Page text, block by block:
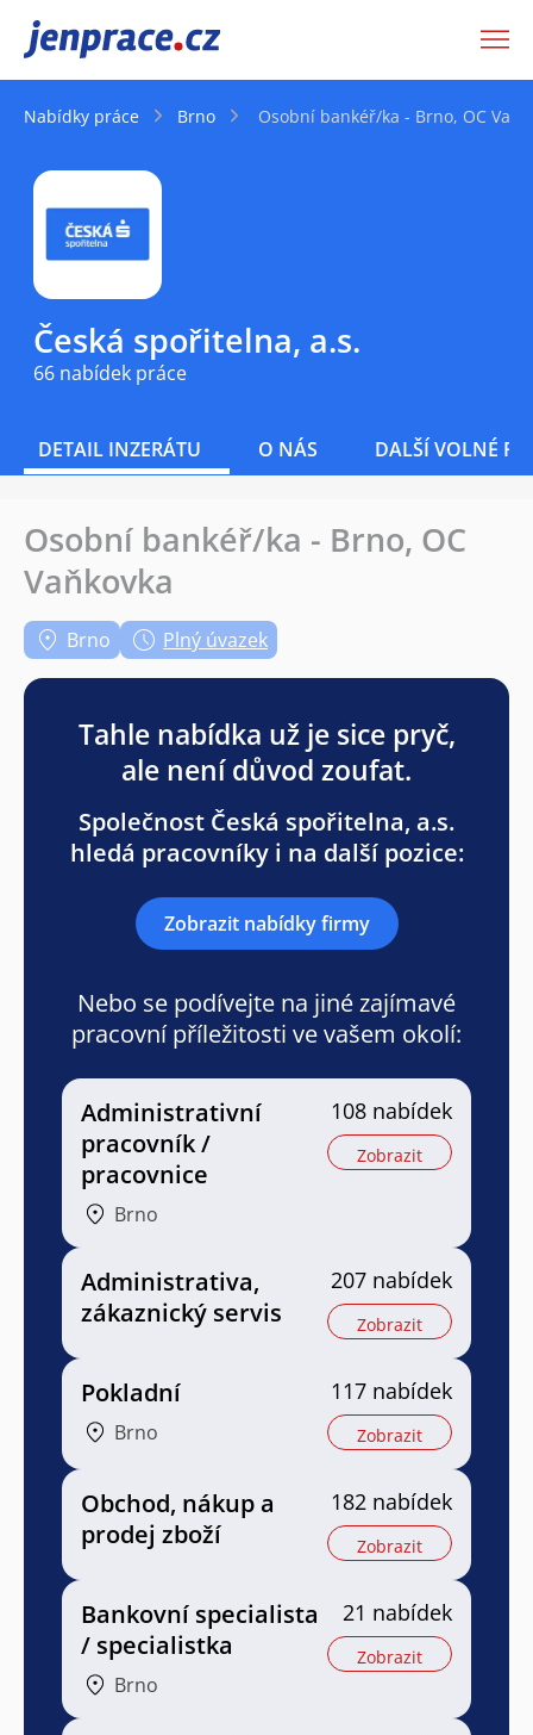
JenPráce.cz
Nabídky práce Brno Osobní bankéř/ka - Brno, OC
Česká spořitelna, a.s.
66 nabídek práce
DETAIL INZERÁTU O NÁS DALŠÍ VOLNÉ
Osobní bankéř/ka - Brno, OC
Vaňkovka
Brno Plný úvazek
Tahle nabídka už je sice pryč,
ale není důvod zoufat.
Společnost Česká spořitelna, a.s.
hledá pracovníky i na další pozice:
Zobrazit nabídky firmy
Nebo se podívejte na jiné zajímavé
pracovní příležitosti ve vašem okolí:
Administrativní
pracovník /
pracovnice
Brno
108 nabídek
Zobrazit
Administrativa,
zákaznický servis
207 nabídek
Zobrazit
Pokladní
Brno
117 nabídek
Zobrazit
Obchod, nákup a
prodej zboží
182 nabídek
Zobrazit
Bankovní specialista
/ specialistka
Brno
21 nabídek
Zobrazit